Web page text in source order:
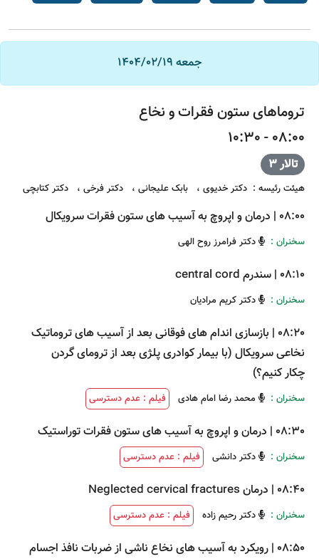
جمعه 1404/02/19
تروماهای ستون فقرات و نخاع
08:00 - 10:30
تالار 3
هیئت رئیسه : دکتر خدیوی ، بابک علیجانی ، دکتر فرخی ، دکتر کتابچی
08:00
| درمان و اپروچ به آسیب های ستون فقرات سرویکال
سخنران : دکتر فرامرز روح الهی
08:10
| سندرم central cord
سخنران : دکتر کریم مرادیان
08:20
| بازسازی اندام های فوقانی بعد از آسیب های تروماتیک
نخاعی سرویکال (با بیمار کوادری پلژی بعد از ترومای گردن
چکار کنیم؟)
سخنران : محمد رضا امام هادی فیلم : عدم دسترسی
08:30
| درمان و اپروچ به آسیب های ستون فقرات توراستیک
سخنران : دکتر دانشی فیلم : عدم دسترسی
08:40
| درمان Neglected cervical fractures
سخنران : دکتر رحیم زاده فیلم : عدم دسترسی
08:50
| رویکرد به آسیب های نخاع ناشی از ضربات نافذ اجسام